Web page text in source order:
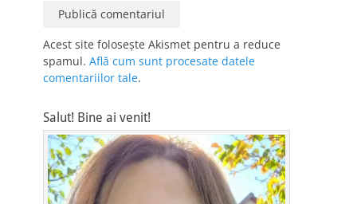
Acest site folosește Akismet pentru a reduce
spamul. Află cum sunt procesate datele
comentariilor tale.
Salut! Bine ai venit!